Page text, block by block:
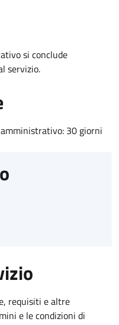
si conclude
servizio.
30 giorni
requisiti e altre
e le condizioni di